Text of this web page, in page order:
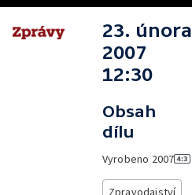
23. února
2007
12:30
Obsah
dílu
Vyrobeno 2007
Zpravodajství